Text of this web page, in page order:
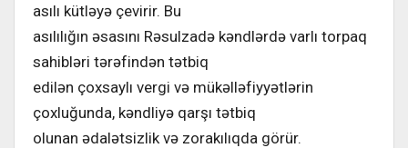
asılı kütləyə çevirir. Bu
asılılığın əsasını Rəsulzadə kəndlərdə varlı torpaq
sahibləri tərəfindən tətbiq
edilən çoxsaylı vergi və mükəlləfiyyətlərin
çoxluğunda, kəndliyə qarşı tətbiq
olunan ədalətsizlik və zorakılıqda görür.